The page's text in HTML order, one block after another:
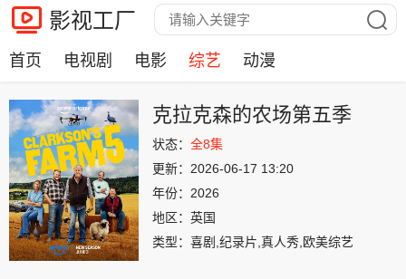
影视工厂
首页 电视剧 电影 综艺 动漫
克拉克森的农场第五季
状态： 全8集
更新： 2026-06-17 13:20
年份： 2026
地区： 英国
类型： 喜剧,纪录片,真人秀,欧美综艺